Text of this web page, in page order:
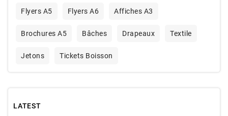
Flyers A5 Flyers A6 Affiches A3
Brochures A5 Bâches Drapeaux Textile
Jetons Tickets Boisson
LATEST